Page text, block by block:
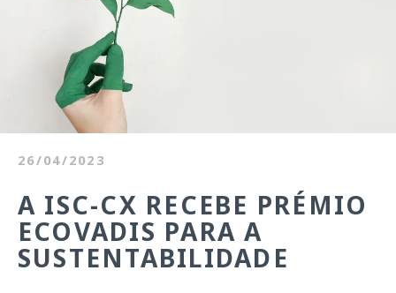
26/04/2023
A ISC-CX RECEBE PRÉMIO
ECOVADIS PARA A
SUSTENTABILIDADE